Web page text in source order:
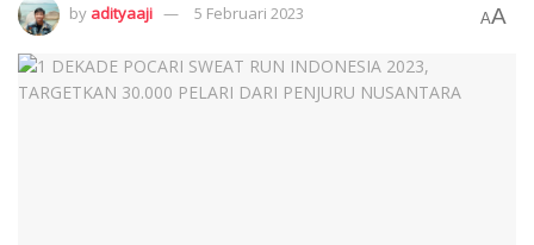
by adityaaji 5 Februari 2023 AA